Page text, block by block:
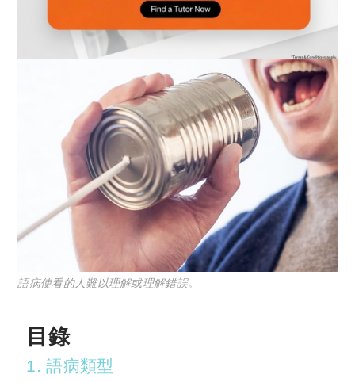
語病使看的人難以理解或理解錯誤。
目錄
1. 語病類型